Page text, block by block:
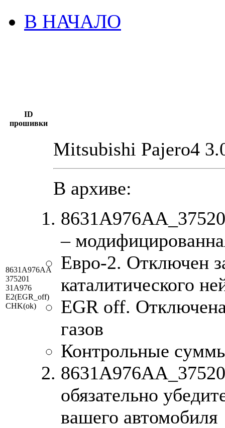
В НАЧАЛО
ID
прошивки
8631A976AA
375201
31A976
E2(EGR_off)
CHK(ok)
Mitsubishi Pajero4
В архиве:
–
Евро-2. Отключен
каталитического
EGR off.
газов
Контрольные
обязательно
вашего автомобиля